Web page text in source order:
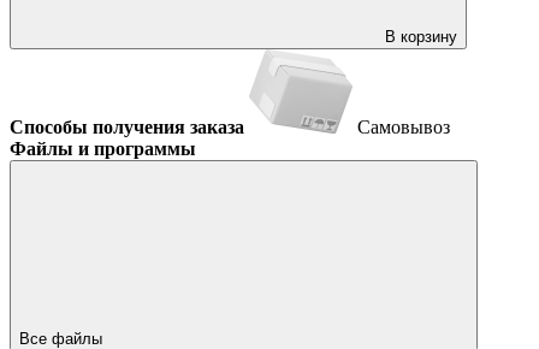
В корзину
Способы получения заказа
Самовывоз
Файлы и программы
Все файлы